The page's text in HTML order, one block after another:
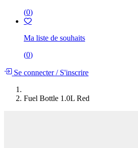
(0)
Ma liste de souhaits
(0)
Se connecter/S'inscrire
Fuel Bottle 1.0L Red